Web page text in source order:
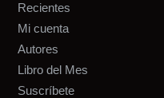
Recientes
Mi cuenta
Autores
Libro del Mes
Suscríbete